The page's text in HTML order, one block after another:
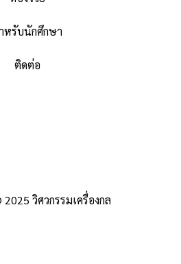
หรับนักศึกษา
ติดต่อ
วิศวกรรมเครื่องกล